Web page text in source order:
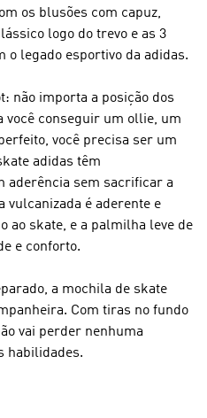
os blusões com capuz,
logo do trevo e as 3
legado esportivo da adidas.
não importa a posição dos
você conseguir um ollie, um
você precisa ser um
adidas têm
aderência sem sacrificar a
vulcanizada é aderente e
ao skate, e a palmilha leve de
e conforto.
a mochila de skate
Com tiras no fundo
vai perder nenhuma
habilidades.